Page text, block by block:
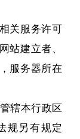
关服务许可
站建立者、
服务器所在
辖本行政区
规另有规定